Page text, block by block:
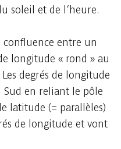
soleil et de l‘heure.
entre un
longitude « rond » au
degrés de longitude
en reliant le pôle
latitude (= parallèles)
de longitude et vont